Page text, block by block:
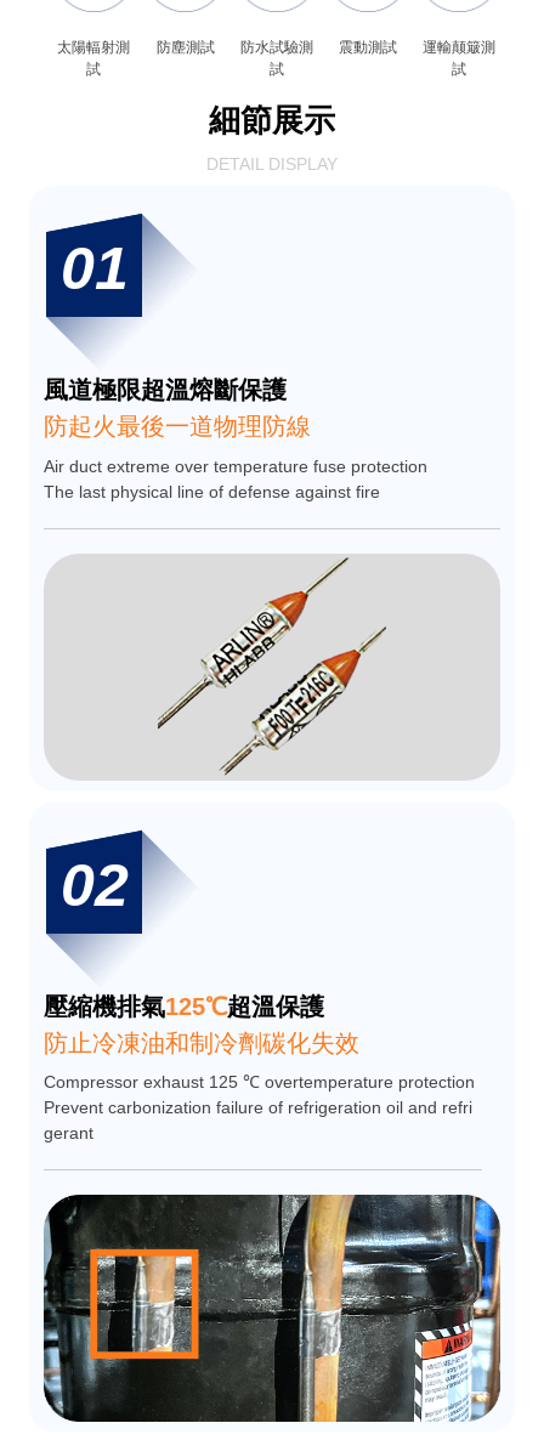
太陽輻射測
試
防塵測試
防水試驗測
試
震動測試
運輸颠簸測
試
細節展示
DETAIL DISPLAY
01
風道極限超溫熔斷保護
防起火最後一道物理防線
Air duct extreme over temperature fuse protection
The last physical line of defense against fire
02
壓縮機排氣125℃超溫保護
防止冷凍油和制冷劑碳化失效
Compressor exhaust 125 ℃ overtemperature protection
Prevent carbonization failure of refrigeration oil and refri
gerant